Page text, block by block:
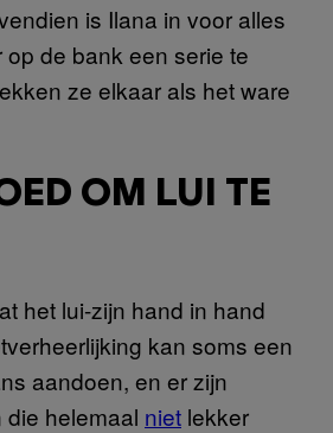
is Ilana in voor alles
de bank een serie te
ze elkaar als het ware
OM LUI TE
het lui-zijn hand in hand
kan soms een
aandoen, en er zijn
helemaal niet lekker